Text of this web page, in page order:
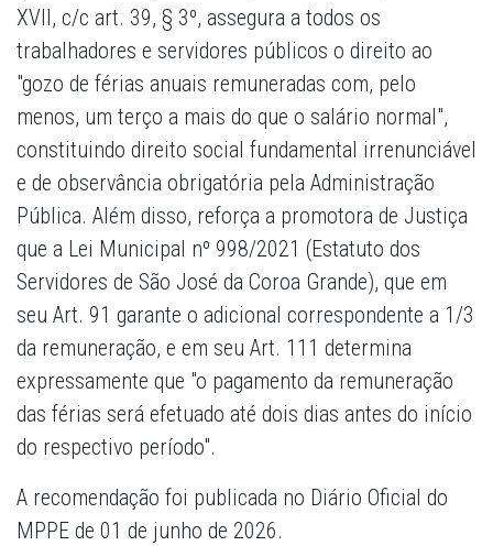
XVII, c/c art. 39, § 3º, assegura a todos os
trabalhadores e servidores públicos o direito ao
"gozo de férias anuais remuneradas com, pelo
menos, um terço a mais do que o salário normal",
constituindo direito social fundamental irrenunciável
e de observância obrigatória pela Administração
Pública. Além disso, reforça a promotora de Justiça
que a Lei Municipal nº 998/2021 (Estatuto dos
Servidores de São José da Coroa Grande), que em
seu Art. 91 garante o adicional correspondente a 1/3
da remuneração, e em seu Art. 111 determina
expressamente que "o pagamento da remuneração
das férias será efetuado até dois dias antes do início
do respectivo período".
A recomendação foi publicada no Diário Oficial do
MPPE de 01 de junho de 2026.